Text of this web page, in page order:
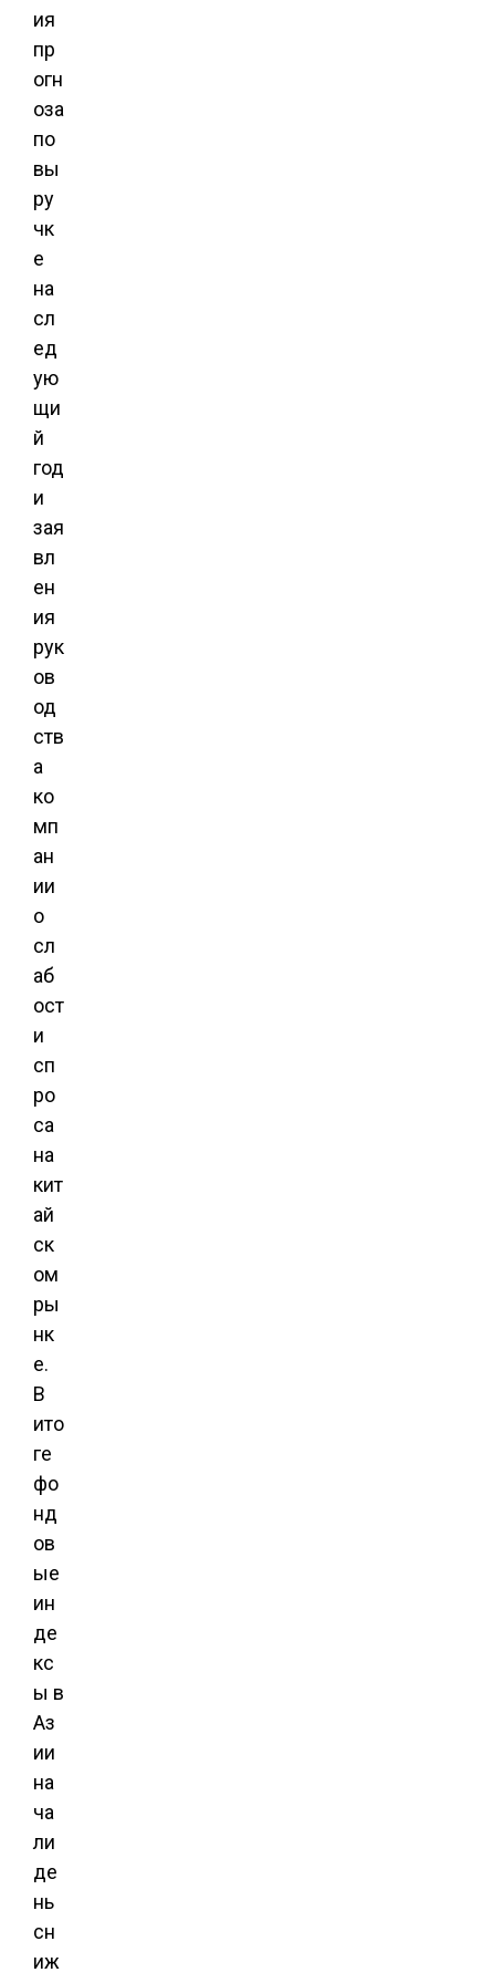
ия
пр
огн
оза
по
вы
ру
чк
е
на
сл
ед
ую
щи
й
год
и
зая
вл
ен
ия
рук
ов
од
ств
а
ко
мп
ан
ии
о
сл
аб
ост
и
сп
ро
са
на
кит
ай
ск
ом
ры
нк
е.
В
ито
ге
фо
нд
ов
ые
ин
де
кс
ы в
Аз
ии
на
ча
ли
де
нь
сн
иж